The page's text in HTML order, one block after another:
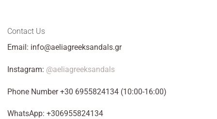
Contact Us
Email: info@aeliagreeksandals.gr
Instagram: @aeliagreeksandals
Phone Number +30 6955824134 (10:00-16:00)
WhatsApp: +306955824134